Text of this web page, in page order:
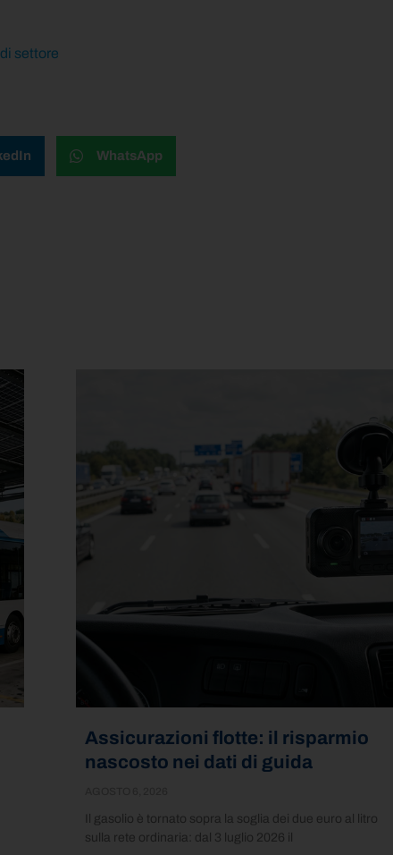
settore
WhatsApp
Assicurazioni flotte: il risparmio
nascosto nei dati di guida
Il gasolio è tornato sopra la soglia dei due euro al litro
sulla rete ordinaria: dal 3 luglio 2026 il